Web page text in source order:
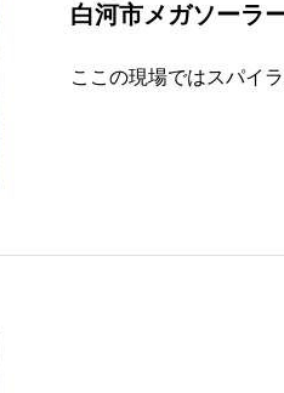
白河市メガソーラ
ここの現場ではスパイ